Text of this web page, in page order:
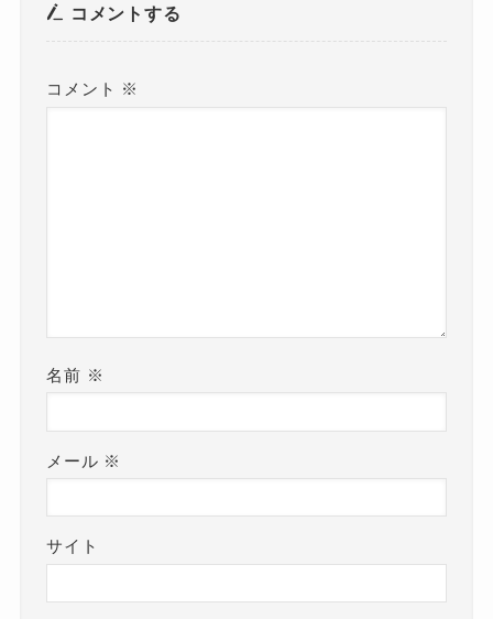
コメントする
コメント ※
名前 ※
メール ※
サイト